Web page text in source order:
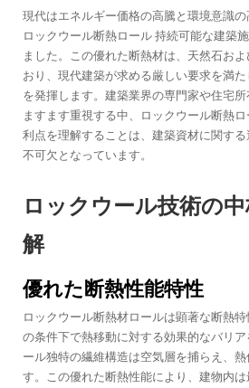
現代はエネルギー価格の高騰と環境意識の
ロックウール断熱ロール持続可能な建築
ました。この優れた断熱材は、天然石お
おり、現代建築が求める厳しい要求を満
を発揮します。建築業界の専門家や住宅
ますます重視する中、ロックウール断熱
利点を理解することは、建築資材に関す
不可欠となっています。
ロックウール技術の
解
優れた断熱性能特性
ロックウール断熱材ロールは顕著な断熱
の条件下で熱移動に対する効果的なバリ
ール独特の繊維構造は空気層を捕らえ、
す。この優れた断熱性能により、建物内